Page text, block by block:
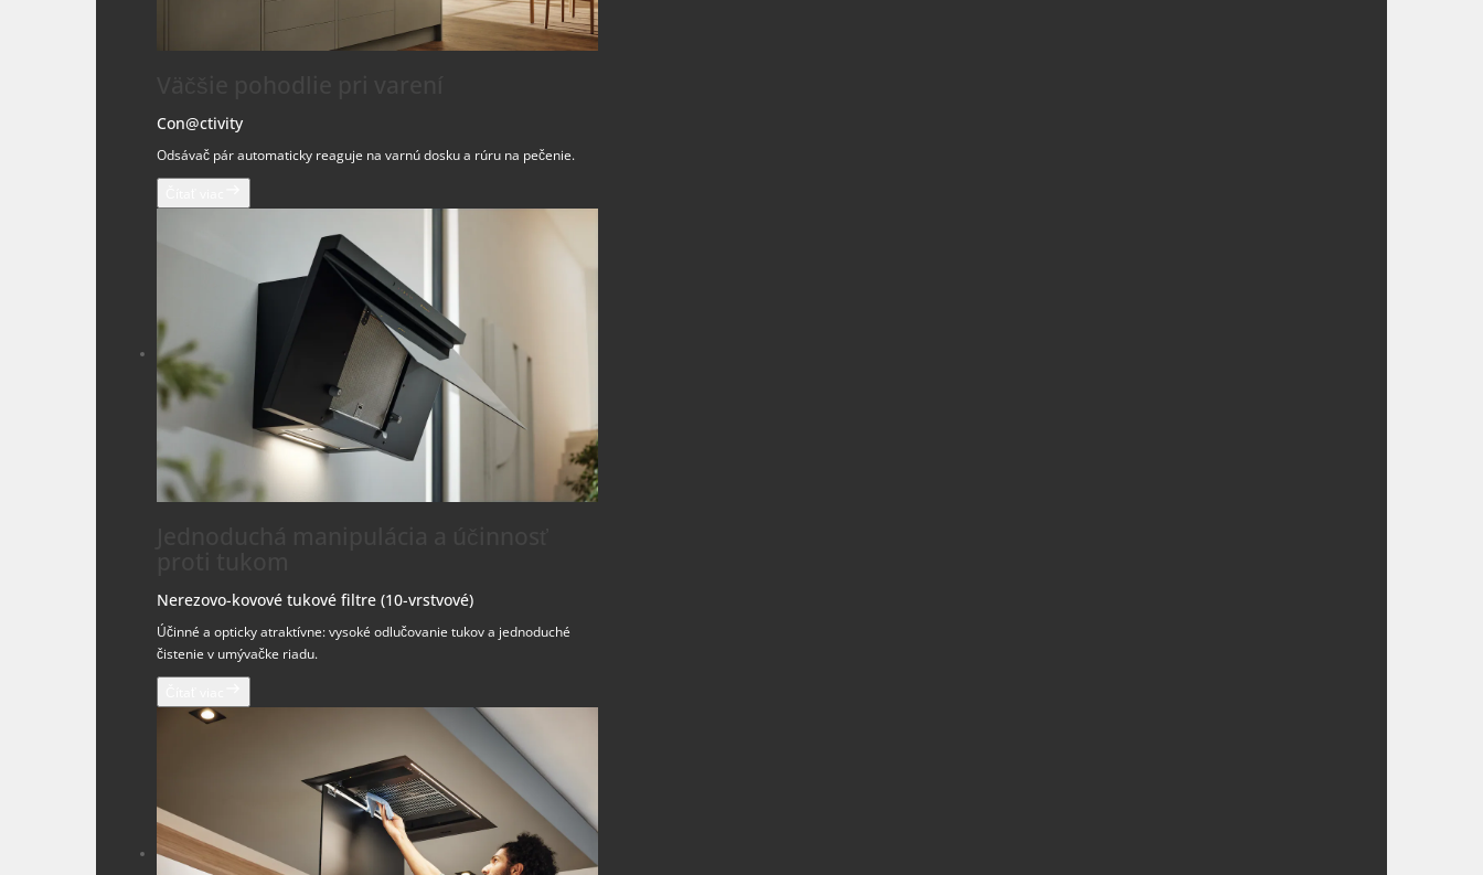
Con@ctivity
Odsávač pár automaticky reaguje na varnú dosku a rúru na pečenie.
Nerezovo-kovové tukové filtre (10-vrstvové)
Účinné a opticky atraktívne: vysoké odlučovanie tukov a jednoduché
čistenie v umývačke riadu.